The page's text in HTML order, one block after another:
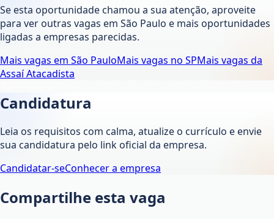
Se esta oportunidade chamou a sua atenção, aproveite
para ver outras vagas em São Paulo e mais oportunidades
ligadas a empresas parecidas.
Mais vagas em São PauloMais vagas no SPMais vagas da
Assaí Atacadista
Candidatura
Leia os requisitos com calma, atualize o currículo e envie
sua candidatura pelo link oficial da empresa.
Candidatar-seConhecer a empresa
Compartilhe esta vaga